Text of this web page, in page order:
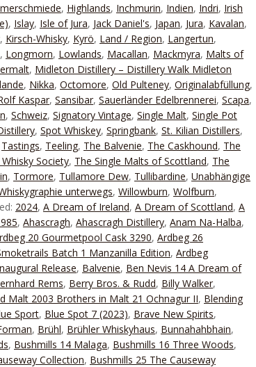
, Highlands, Inchmurin, Indien, Indri, Irish
, Islay, Isle of Jura, Jack Daniel's, Japan, Jura, Kavalan,
, Kirsch-Whisky, Kyrö, Land / Region, Langertun,
, Longmorn, Lowlands, Macallan, Mackmyra, Malts of
, Midleton Distillery – Distillery Walk Midleton
, Nikka, Octomore, Old Pulteney, Originalabfüllung,
Kaspar, Sansibar, Sauerländer Edelbrennerei, Scapa,
, Schweiz, Signatory Vintage, Single Malt, Single Pot
, Spot Whiskey, Springbank, St. Kilian Distillers,
Tastings, Teeling, The Balvenie, The Caskhound, The
Society, The Single Malts of Scottland, The
, Tormore, Tullamore Dew, Tullibardine, Unabhängige
unterwegs, Willowburn, Wolfburn,
2024, A Dream of Ireland, A Dream of Scottland, A
, Ahascragh, Ahascragh Distillery, Anam Na-Halba,
20 Gourmetpool Cask 3290, Ardbeg 26
Batch 1 Manzanilla Edition, Ardbeg
Release, Balvenie, Ben Nevis 14 A Dream of
Rems, Berry Bros. & Rudd, Billy Walker,
Malt 2003 Brothers in Malt 21 Ochnagur II, Blending
Sport, Blue Spot 7 (2023), Brave New Spirits,
, Brühl, Brühler Whiskyhaus, Bunnahahbhain,
, Bushmills 14 Malaga, Bushmills 16 Three Woods,
Collection, Bushmills 25 The Causeway